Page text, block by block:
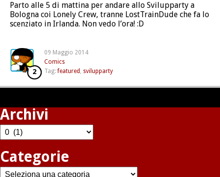
Parto alle 5 di mattina per andare allo Svilupparty a
Bologna coi Lonely Crew, tranne LostTrainDude che fa lo
scenziato in Irlanda. Non vedo l’ora! :D
09 Maggio 2014
Comics
Tag:featured , svilupparty
2
Archivi
Archivi
Categorie
Categorie